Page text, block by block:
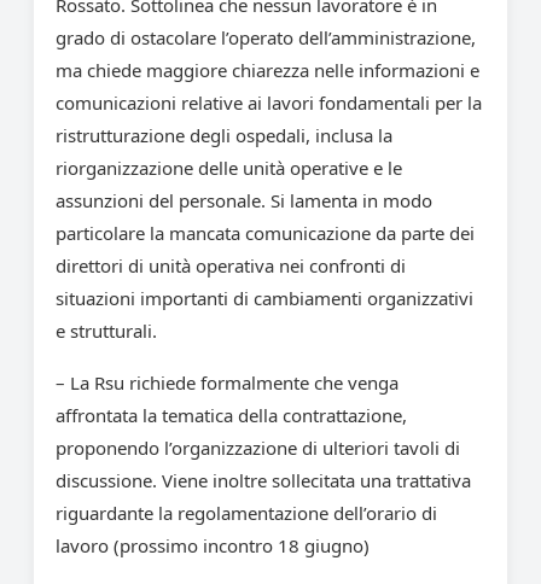
Rossato. Sottolinea che nessun lavoratore è in
grado di ostacolare l’operato dell’amministrazione,
ma chiede maggiore chiarezza nelle informazioni e
comunicazioni relative ai lavori fondamentali per la
ristrutturazione degli ospedali, inclusa la
riorganizzazione delle unità operative e le
assunzioni del personale. Si lamenta in modo
particolare la mancata comunicazione da parte dei
direttori di unità operativa nei confronti di
situazioni importanti di cambiamenti organizzativi
e strutturali.
– La Rsu richiede formalmente che venga
affrontata la tematica della contrattazione,
proponendo l’organizzazione di ulteriori tavoli di
discussione. Viene inoltre sollecitata una trattativa
riguardante la regolamentazione dell’orario di
lavoro (prossimo incontro 18 giugno)